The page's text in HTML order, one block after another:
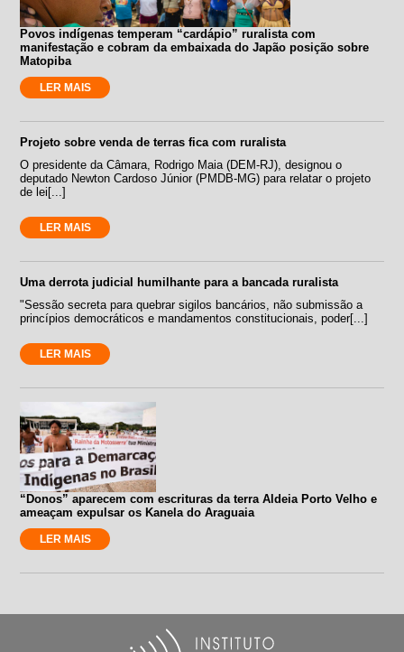
Povos indígenas temperam “cardápio” ruralista com
manifestação e cobram da embaixada do Japão posição sobre
Matopiba
LER MAIS
Projeto sobre venda de terras fica com ruralista
O presidente da Câmara, Rodrigo Maia (DEM-RJ), designou o
deputado Newton Cardoso Júnior (PMDB-MG) para relatar o projeto
de lei[...]
LER MAIS
Uma derrota judicial humilhante para a bancada ruralista
"Sessão secreta para quebrar sigilos bancários, não submissão a
princípios democráticos e mandamentos constitucionais, poder[...]
LER MAIS
“Donos” aparecem com escrituras da terra Aldeia Porto Velho e
ameaçam expulsar os Kanela do Araguaia
LER MAIS